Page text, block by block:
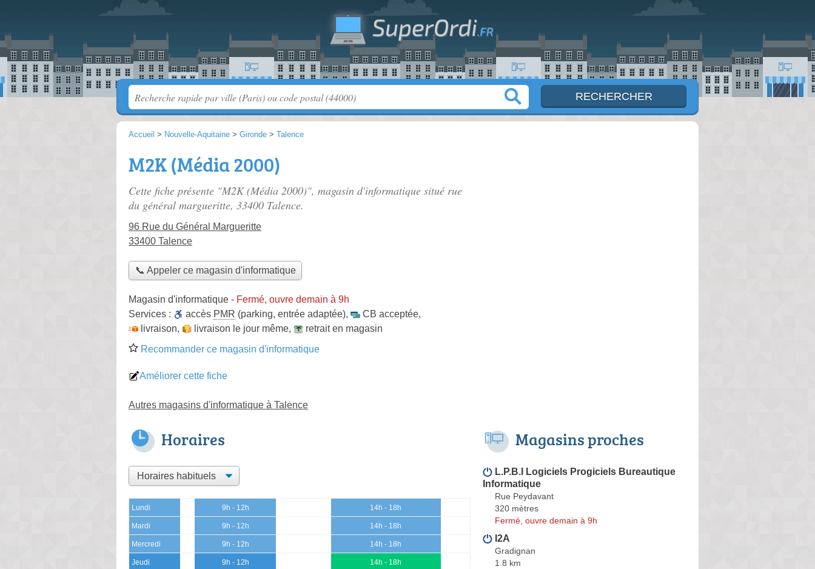
Accueil > Nouvelle-Aquitaine > Gironde > Talence
M2K (Média 2000)
Cette fiche présente "M2K (Média 2000)", magasin d'informatique situé rue
du général margueritte, 33400 Talence.
96 Rue du Général Margueritte
33400 Talence
📞 Appeler ce magasin d'informatique
Magasin d'informatique - Fermé, ouvre demain à 9h
Services :
accès PMR (parking, entrée adaptée), CB acceptée,
livraison, livraison le jour même,
retrait en magasin
Recommander ce magasin d'informatique
Améliorer cette fiche
Autres magasins d'informatique à Talence
Horaires
Lundi 9h - 12h 14h - 18h
Mardi 9h - 12h 14h - 18h
Mercredi 9h - 12h 14h - 18h
Jeudi 9h - 12h 14h - 18h
Magasins proches
L.P.B.I Logiciels Progiciels Bureautique
Informatique
Rue Peydavant
320 mètres
Fermé, ouvre demain à 9h
I2A
Gradignan
1.8 km